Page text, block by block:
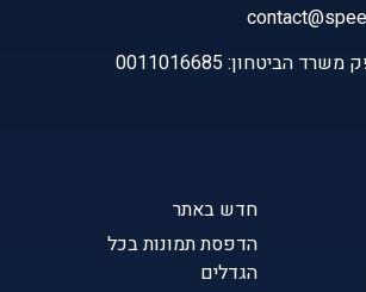
חדש באתר
הדפסת תמונות בכל
הגדלים
הביטחון: 0011016685